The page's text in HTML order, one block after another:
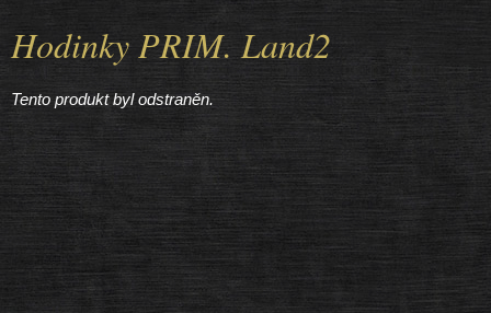
Hodinky PRIM. Land2
Tento produkt byl odstraněn.